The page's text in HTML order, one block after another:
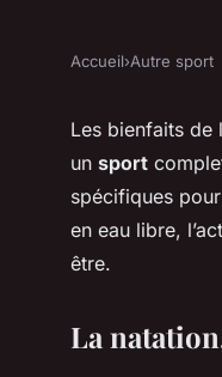
de
Accueil›Autre sport
Les bienfaits de
un sport
spécifiques
en eau libre,
être.
La